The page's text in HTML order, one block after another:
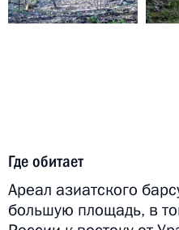
Где обитает
Ареал азиатского
большую площадь, в